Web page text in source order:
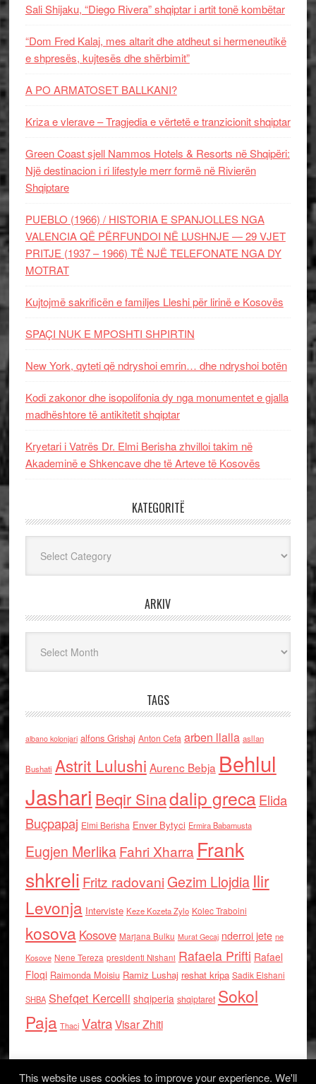
Sali Shijaku, “Diego Rivera” shqiptar i artit tonë kombëtar
“Dom Fred Kalaj, mes altarit dhe atdheut si hermeneutikë
e shpresës, kujtesës dhe shërbimit”
A PO ARMATOSET BALLKANI?
Kriza e vlerave – Tragjedia e vërtetë e tranzicionit shqiptar
Green Coast sjell Nammos Hotels & Resorts në Shqipëri:
Një destinacion i ri lifestyle merr formë në Rivierën
Shqiptare
PUEBLO (1966) / HISTORIA E SPANJOLLES NGA
VALENCIA QË PËRFUNDOI NË LUSHNJE — 29 VJET
PRITJE (1937 – 1966) TË NJË TELEFONATE NGA DY
MOTRAT
Kujtojmë sakrificën e familjes Lleshi për lirinë e Kosovës
SPAÇI NUK E MPOSHTI SHPIRTIN
New York, qyteti që ndryshoi emrin… dhe ndryshoi botën
Kodi zakonor dhe isopolifonia dy nga monumentet e gjalla
madhështore të antikitetit shqiptar
Kryetari i Vatrës Dr. Elmi Berisha zhvilloi takim në
Akademinë e Shkencave dhe të Arteve të Kosovës
KATEGORITË
ARKIV
TAGS
albano kolonjari alfons Grishaj Anton Cefa arben llalla asllan
Bushati Astrit Lulushi Aurenc Bebja Behlul
Jashari Beqir Sinadalip grecaElida
Buçpapaj Elmi Berisha Enver Bytyci Ermira Babamusta
Eugjen MerlikaFahri Xharra Frank
shkreli Fritz radovaniGezim Llojdia Ilir
Levonja Interviste Keze Kozeta Zylo Kolec Traboini
kosova Kosove Marjana Bulku Murat Gecaj nderroi jete ne
Kosove Nene Tereza presidenti Nishani Rafaela Prifti Rafael
Floqi Raimonda Moisiu Ramiz Lushaj reshat kripa Sadik Elshani
SHBA Shefqet Kercelli shqiperia shqiptaret Sokol
Paja Thaci VatraVisar Zhiti
This website uses cookies to improve your experience. We'll